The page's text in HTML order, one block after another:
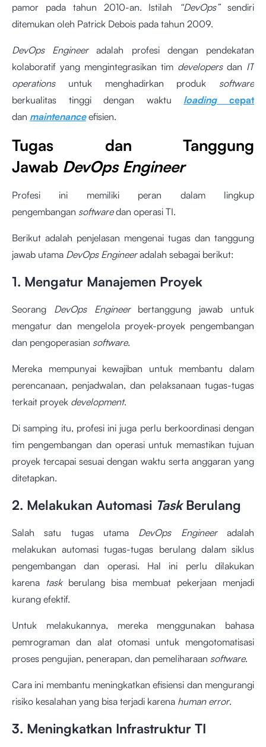
pamor pada tahun 2010-an. Istilah
“DevOps”sendiri
ditemukan oleh Patrick Debois pada tahun 2009.
DevOps Engineeradalah profesi dengan pendekatan
kolaboratif yang mengintegrasikan tim developersdan IT
operationsuntuk menghadirkan produk software
berkualitas tinggi dengan waktu loadingcepat
dan maintenanceefisien.
Tugas dan Tanggung
Jawab DevOps Engineer
Profesi ini memiliki peran dalam lingkup
pengembangan softwaredan operasi TI.
Berikut adalah penjelasan mengenai tugas dan tanggung
jawab utama DevOps Engineeradalah sebagai berikut:
1. Mengatur Manajemen Proyek
Seorang DevOps Engineerbertanggung jawab untuk
mengatur dan mengelola proyek-proyek pengembangan
dan pengoperasian software.
Mereka mempunyai kewajiban untuk membantu dalam
perencanaan, penjadwalan, dan pelaksanaan tugas-tugas
terkait proyek development.
Di samping itu, profesi ini juga perlu berkoordinasi dengan
tim pengembangan dan operasi untuk memastikan tujuan
proyek tercapai sesuai dengan waktu serta anggaran yang
ditetapkan.
2. Melakukan Automasi TaskBerulang
Salah satu tugas utama DevOps Engineeradalah
melakukan automasi tugas-tugas berulang dalam siklus
pengembangan dan operasi. Hal ini perlu dilakukan
karena taskberulang bisa membuat pekerjaan menjadi
kurang efektif.
Untuk melakukannya, mereka menggunakan bahasa
pemrograman dan alat otomasi untuk mengotomatisasi
proses pengujian, penerapan, dan pemeliharaan software.
Cara ini membantu meningkatkan efisiensi dan mengurangi
risiko kesalahan yang bisa terjadi karena human error.
3. Meningkatkan Infrastruktur TI